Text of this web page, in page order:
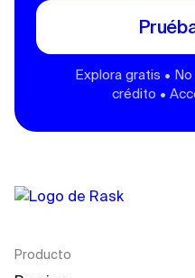
Explora gratis •
crédito •
Producto